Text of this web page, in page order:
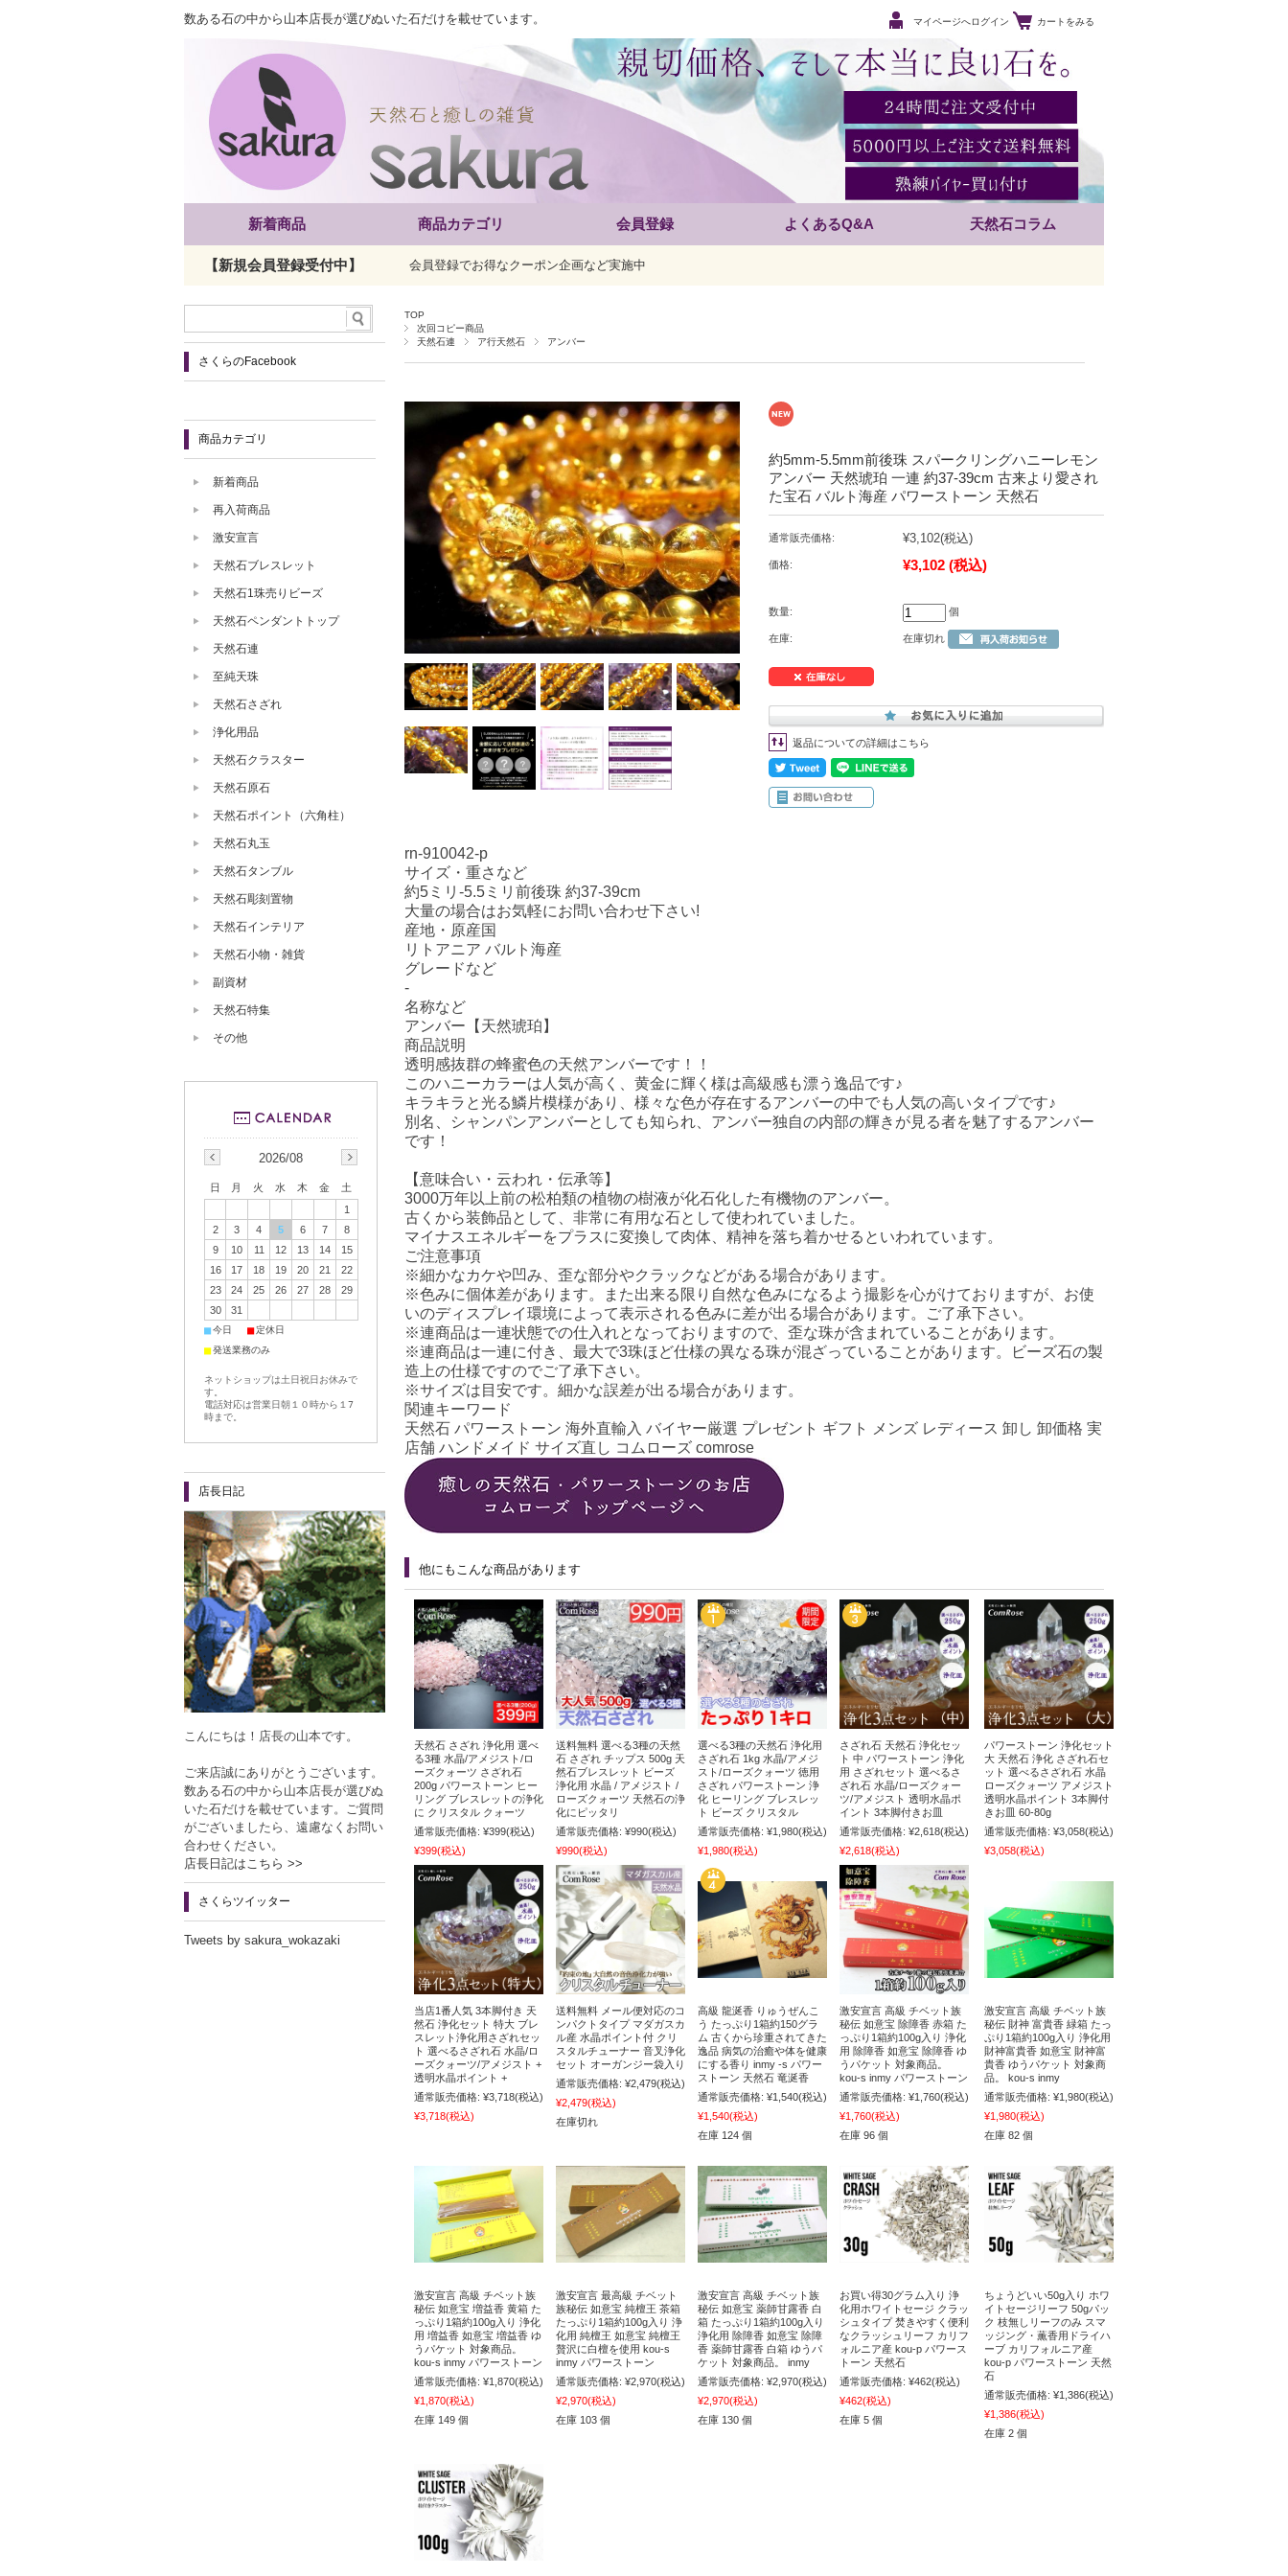
数ある石の中から山本店長が選びぬいた石だけを載せています。 マイページへログイン カートをみる
新着商品 商品カテゴリ 会員登録 よくあるQ&A 天然石コラム
【新規会員登録受付中】 会員登録でお得なクーポン企画など実施中
TOP
次回コピー商品
天然石連
ア行天然石 アンバー
約5mm-5.5mm前後珠 スパークリングハニーレモン
アンバー 天然琥珀 一連 約37-39cm 古来より愛され
た宝石 バルト海産 パワーストーン 天然石
通常販売価格: ¥3,102(税込)
価格: ¥3,102 (税込)
数量: 個
在庫: 在庫切れ
返品についての詳細はこちら
rn-910042-p
サイズ・重さなど
約5ミリ-5.5ミリ前後珠 約37-39cm
大量の場合はお気軽にお問い合わせ下さい!
産地・原産国
リトアニア バルト海産
グレードなど
-
名称など
アンバー【天然琥珀】
商品説明
透明感抜群の蜂蜜色の天然アンバーです！！
このハニーカラーは人気が高く、黄金に輝く様は高級感も漂う逸品です♪
キラキラと光る鱗片模様があり、様々な色が存在するアンバーの中でも人気の高いタイプです♪
別名、シャンパンアンバーとしても知られ、アンバー独自の内部の輝きが見る者を魅了するアンバー
です！
【意味合い・云われ・伝承等】
3000万年以上前の松柏類の植物の樹液が化石化した有機物のアンバー。
古くから装飾品として、非常に有用な石として使われていました。
マイナスエネルギーをプラスに変換して肉体、精神を落ち着かせるといわれています。
ご注意事項
※細かなカケや凹み、歪な部分やクラックなどがある場合があります。
※色みに個体差があります。また出来る限り自然な色みになるよう撮影を心がけておりますが、お使
いのディスプレイ環境によって表示される色みに差が出る場合があります。ご了承下さい。
※連商品は一連状態での仕入れとなっておりますので、歪な珠が含まれていることがあります。
※連商品は一連に付き、最大で3珠ほど仕様の異なる珠が混ざっていることがあります。ビーズ石の製
造上の仕様ですのでご了承下さい。
※サイズは目安です。細かな誤差が出る場合があります。
関連キーワード
天然石 パワーストーン 海外直輸入 バイヤー厳選 プレゼント ギフト メンズ レディース 卸し 卸価格 実
店舗 ハンドメイド サイズ直し コムローズ comrose
他にもこんな商品があります
天然石 さざれ 浄化用 選べ
る3種 水晶/アメジスト/ロ
ーズクォーツ さざれ石
200g パワーストーン ヒー
リング ブレスレットの浄化
に クリスタル クォーツ
通常販売価格: ¥399(税込)
¥399(税込)
送料無料 選べる3種の天然
石 さざれ チップス 500g 天
然石ブレスレット ビーズ
浄化用 水晶 / アメジスト /
ローズクォーツ 天然石の浄
化にピッタリ
通常販売価格: ¥990(税込)
¥990(税込)
選べる3種の天然石 浄化用
さざれ石 1kg 水晶/アメジ
スト/ローズクォーツ 徳用
さざれ パワーストーン 浄
化 ヒーリング ブレスレッ
ト ビーズ クリスタル
通常販売価格: ¥1,980(税込)
¥1,980(税込)
さざれ石 天然石 浄化セッ
ト 中 パワーストーン 浄化
用 さざれセット 選べるさ
ざれ石 水晶/ローズクォー
ツ/アメジスト 透明水晶ポ
イント 3本脚付きお皿
通常販売価格: ¥2,618(税込)
¥2,618(税込)
パワーストーン 浄化セット
大 天然石 浄化 さざれ石セ
ット 選べるさざれ石 水晶
ローズクォーツ アメジスト
透明水晶ポイント 3本脚付
きお皿 60-80g
通常販売価格: ¥3,058(税込)
¥3,058(税込)
当店1番人気 3本脚付き 天
然石 浄化セット 特大 ブレ
スレット浄化用さざれセッ
ト 選べるさざれ石 水晶/ロ
ーズクォーツ/アメジスト +
透明水晶ポイント +
通常販売価格: ¥3,718(税込)
¥3,718(税込)
送料無料 メール便対応のコ
ンパクトタイプ マダガスカ
ル産 水晶ポイント付 クリ
スタルチューナー 音叉浄化
セット オーガンジー袋入り
通常販売価格: ¥2,479(税込)
¥2,479(税込)
在庫切れ
高級 龍涎香 りゅうぜんこ
う たっぷり1箱約150グラ
ム 古くから珍重されてきた
逸品 病気の治癒や体を健康
にする香り inmy -s パワー
ストーン 天然石 竜涎香
通常販売価格: ¥1,540(税込)
¥1,540(税込)
在庫 124 個
激安宣言 高級 チベット族
秘伝 如意宝 除障香 赤箱 た
っぷり1箱約100g入り 浄化
用 除障香 如意宝 除障香 ゆ
うパケット 対象商品。
kou-s inmy パワーストーン
通常販売価格: ¥1,760(税込)
¥1,760(税込)
在庫 96 個
激安宣言 高級 チベット族
秘伝 財神 富貴香 緑箱 たっ
ぷり1箱約100g入り 浄化用
財神富貴香 如意宝 財神富
貴香 ゆうパケット 対象商
品。 kou-s inmy
通常販売価格: ¥1,980(税込)
¥1,980(税込)
在庫 82 個
激安宣言 高級 チベット族
秘伝 如意宝 増益香 黄箱 た
っぷり1箱約100g入り 浄化
用 増益香 如意宝 増益香 ゆ
うパケット 対象商品。
kou-s inmy パワーストーン
通常販売価格: ¥1,870(税込)
¥1,870(税込)
在庫 149 個
激安宣言 最高級 チベット
族秘伝 如意宝 純檀王 茶箱
たっぷり1箱約100g入り 浄
化用 純檀王 如意宝 純檀王
贅沢に白檀を使用 kou-s
inmy パワーストーン
通常販売価格: ¥2,970(税込)
¥2,970(税込)
在庫 103 個
激安宣言 高級 チベット族
秘伝 如意宝 薬師甘露香 白
箱 たっぷり1箱約100g入り
浄化用 除障香 如意宝 除障
香 薬師甘露香 白箱 ゆうパ
ケット 対象商品。 inmy
通常販売価格: ¥2,970(税込)
¥2,970(税込)
在庫 130 個
お買い得30グラム入り 浄
化用ホワイトセージ クラッ
シュタイプ 焚きやすく便利
なクラッシュリーフ カリフ
ォルニア産 kou-p パワース
トーン 天然石
通常販売価格: ¥462(税込)
¥462(税込)
在庫 5 個
ちょうどいい50g入り ホワ
イトセージリーフ 50gパッ
ク 枝無しリーフのみ スマ
ッジング・薫香用ドライハ
ーブ カリフォルニア産
kou-p パワーストーン 天然
石
通常販売価格: ¥1,386(税込)
¥1,386(税込)
在庫 2 個
さくらのFacebook
商品カテゴリ
新着商品
再入荷商品
激安宣言
天然石ブレスレット
天然石1珠売りビーズ
天然石ペンダントトップ
天然石連
至純天珠
天然石さざれ
浄化用品
天然石クラスター
天然石原石
天然石ポイント（六角柱）
天然石丸玉
天然石タンブル
天然石彫刻置物
天然石インテリア
天然石小物・雑貨
副資材
天然石特集
その他
2026/08
日 月 火 水 木 金
土
1
2
3 4 5 6 7
8
9
10 11 12 13 14
15
16
17 18 19 20 21
22
23
24 25 26 27 28
29
30
31
■今日 ■定休日
■発送業務のみ
ネットショップは土日祝日お休みで
す。
電話対応は営業日朝１０時から１7
時まで。
店長日記
こんにちは！店長の山本です。
ご来店誠にありがとうございます。
数ある石の中から山本店長が選びぬ
いた石だけを載せています。ご質問
がございましたら、遠慮なくお問い
合わせください。
店長日記はこちら >>
さくらツイッター
Tweets by sakura_wokazaki